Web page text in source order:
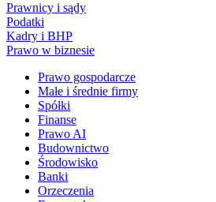
Prawnicy i sądy
Podatki
Kadry i BHP
Prawo w biznesie
Prawo gospodarcze
Małe i średnie firmy
Spółki
Finanse
Prawo AI
Budownictwo
Środowisko
Banki
Orzeczenia